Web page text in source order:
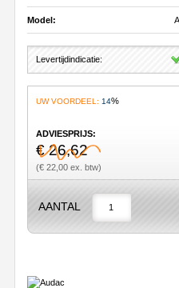
Model:
Levertijdindicatie:
UW VOORDEEL: 14%
ADVIESPRIJS:
€ 26,62
(€ 22,00 ex. btw)
AANTAL